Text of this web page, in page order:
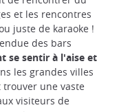
et les rencontres
juste de karaoke !
des bars
se sentir à l'aise et
les grandes villes
trouver une vaste
visiteurs de